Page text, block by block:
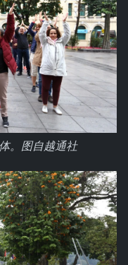
。图自越通社